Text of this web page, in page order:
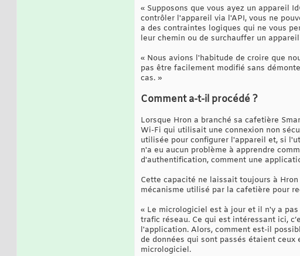
« Supposons que vous ayez un appareil
contrôler l'appareil via l'API, vous ne
a des contraintes logiques qui ne vous
leur chemin ou de surchauffer un
« Nous avions l'habitude de croire que
pas être facilement modifié sans
cas. »
Comment a-t-il procédé ?
Lorsque Hron a branché sa cafetière
Wi-Fi qui utilisait une connexion non
utilisée pour configurer l'appareil et, si
n'a eu aucun problème à apprendre
d'authentification, comment une
Cette capacité ne laissait toujours à
mécanisme utilisé par la cafetière pour
« Le micrologiciel est à jour et il n'y a
trafic réseau. Ce qui est intéressant ici,
l'application. Alors, comment est-il
de données qui sont passés étaient
micrologiciel.